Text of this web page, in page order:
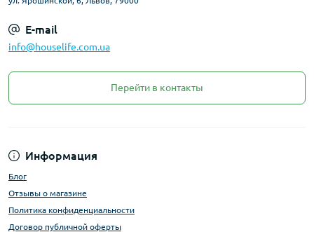
E-mail
info@houselife.com.ua
Перейти в контакты
Информация
Блог
Отзывы о магазине
Политика конфиденциальности
Договор публичной оферты